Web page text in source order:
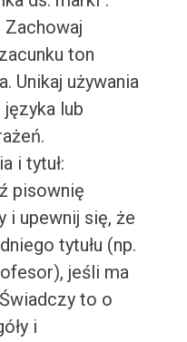
Zachowaj
ton
Unikaj używania
lub
i tytuł:
pisownię
i upewnij się, że
tytułu (np.
jeśli ma
to o
i